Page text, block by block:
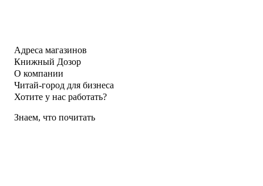
Адреса магазинов
Книжный Дозор
О компании
Читай-город для бизнеса
Хотите у нас работать?
Знаем, что почитать